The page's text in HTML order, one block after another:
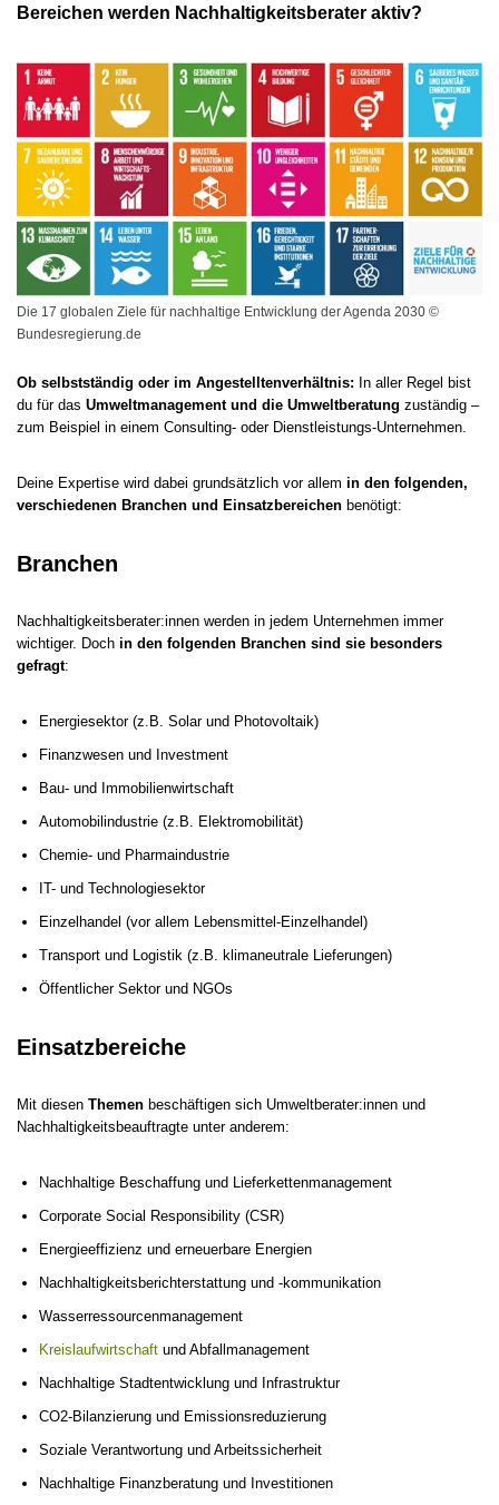
Bereichen werden Nachhaltigkeitsberater aktiv?
Die 17 globalen Ziele für nachhaltige Entwicklung der Agenda 2030 ©
Bundesregierung.de
Ob selbstständig oder im Angestelltenverhältnis: In aller Regel bist
du für das Umweltmanagement und die Umweltberatung zuständig –
zum Beispiel in einem Consulting- oder Dienstleistungs-Unternehmen.
Deine Expertise wird dabei grundsätzlich vor allem in den folgenden,
verschiedenen Branchen und Einsatzbereichen benötigt:
Branchen
Nachhaltigkeitsberater:innen werden in jedem Unternehmen immer
wichtiger. Doch in den folgenden Branchen sind sie besonders
gefragt:
Energiesektor (z.B. Solar und Photovoltaik)
Finanzwesen und Investment
Bau- und Immobilienwirtschaft
Automobilindustrie (z.B. Elektromobilität)
Chemie- und Pharmaindustrie
IT- und Technologiesektor
Einzelhandel (vor allem Lebensmittel-Einzelhandel)
Transport und Logistik (z.B. klimaneutrale Lieferungen)
Öffentlicher Sektor und NGOs
Einsatzbereiche
Mit diesen Themen beschäftigen sich Umweltberater:innen und
Nachhaltigkeitsbeauftragte unter anderem:
Nachhaltige Beschaffung und Lieferkettenmanagement
Corporate Social Responsibility (CSR)
Energieeffizienz und erneuerbare Energien
Nachhaltigkeitsberichterstattung und -kommunikation
Wasserressourcenmanagement
Kreislaufwirtschaft und Abfallmanagement
Nachhaltige Stadtentwicklung und Infrastruktur
CO2-Bilanzierung und Emissionsreduzierung
Soziale Verantwortung und Arbeitssicherheit
Nachhaltige Finanzberatung und Investitionen